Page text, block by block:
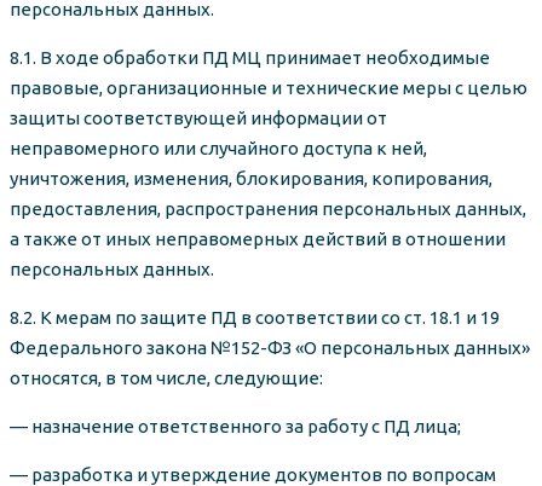
персональных данных.
8.1. В ходе обработки ПД МЦ принимает необходимые
правовые, организационные и технические меры с целью
защиты соответствующей информации от
неправомерного или случайного доступа к ней,
уничтожения, изменения, блокирования, копирования,
предоставления, распространения персональных данных,
а также от иных неправомерных действий в отношении
персональных данных.
8.2. К мерам по защите ПД в соответствии со ст. 18.1 и 19
Федерального закона №152-ФЗ «О персональных данных»
относятся, в том числе, следующие:
— назначение ответственного за работу с ПД лица;
— разработка и утверждение документов по вопросам